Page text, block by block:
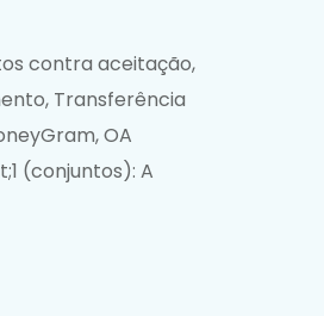
contra aceitação,
Transferência
OA
(conjuntos): A